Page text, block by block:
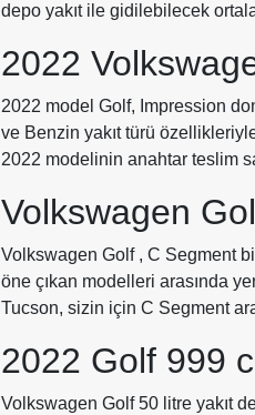
depo yakıt ile gidilebilecek
2022
2022 model Golf, Impression
ve Benzin yakıt türü
2022 modelinin anahtar teslim
Volkswagen
Volkswagen Golf , C Segment
öne çıkan modelleri arasında
Tucson, sizin için C Segment
2022 Golf 999
Volkswagen Golf 50 litre yakıt